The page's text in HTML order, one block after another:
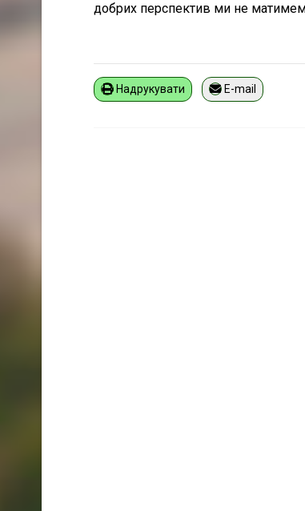
добрих перспектив ми не
Надрукувати E-mail